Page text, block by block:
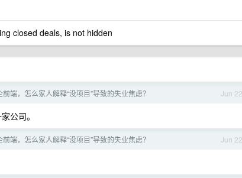
closed deals, is not hidden
Jun 22
端，怎么家人解释“没项目”导致的失业焦虑？
公司。
Jun 22
端，怎么家人解释“没项目”导致的失业焦虑？